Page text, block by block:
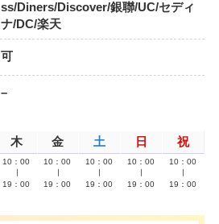
ss/Diners/Discover/銀聯/UC/セディ
ナ/DC/楽天
可
–
木 金 土 日 祝
10：00
19：00
10：00
19：00
10：00
19：00
10：00
19：00
10：00
19：00